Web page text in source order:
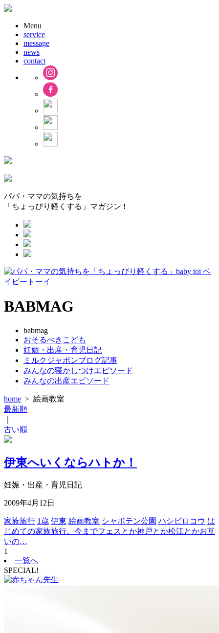
Menu
service
message
news
contact
パパ・ママの気持ちを
「ちょっぴり軽くする」マガジン !
BABMAG
babmag
おそるべきこども
妊娠・出産・育児日記
ミルクジャポンブログ記事
みんなの寝かしつけエピソード
みんなの出産エピソード
home > 絵画教室
最新順
古い順
伊東へいくならハトか！
妊娠・出産・育児日記
2009年4月12日
家族旅行 1歳 伊東 絵画教室 シャボテン公園 ハシビロコウ は
じめての家族旅行。今までフェスとか神戸とか松江とかお互
いの…
1
一覧へ
SPECIAL!